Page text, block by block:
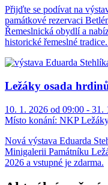
Přijďte se podívat na
památkové rezervaci
Řemeslnická obydlí a
historické řemeslné
Ležáky osada
10. 1. 2026 od 09:00 - 31.
Místo konání: NKP
Nová výstava Eduarda
Minigalerii Památníku
2026 a vstupné je zdarma.